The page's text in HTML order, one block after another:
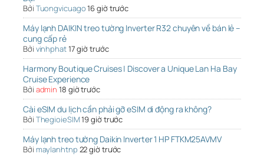
Bởi Tuongvicuago16 giờ trước
Máy lạnh DAIKIN treo tường Inverter R32 chuyên về bán lẻ –
cung cấp rẻ
Bởi vinhphat17 giờ trước
Harmony Boutique Cruises | Discover a Unique Lan Ha Bay
Cruise Experience
Bởi admin 18 giờ trước
Cài eSIM du lịch cần phải gỡ eSIM di động ra không?
Bởi ThegioieSIM19 giờ trước
Máy lạnh treo tường Daikin Inverter 1 HP FTKM25AVMV
Bởi maylanhtnp 22 giờ trước